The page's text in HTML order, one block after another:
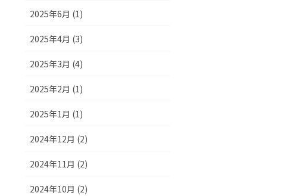
2025年6月 (1)
2025年4月 (3)
2025年3月 (4)
2025年2月 (1)
2025年1月 (1)
2024年12月 (2)
2024年11月 (2)
2024年10月 (2)